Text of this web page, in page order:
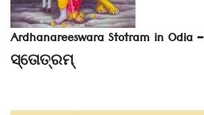
Ardhanareeswara Stotram in
ସ୍ତୋତ୍ରମ୍